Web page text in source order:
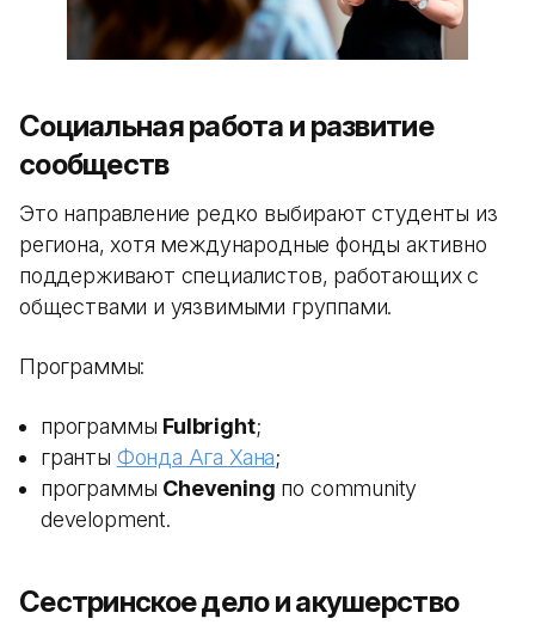
Социальная работа и развитие
сообществ
Это направление редко выбирают студенты из
региона, хотя международные фонды активно
поддерживают специалистов, работающих с
обществами и уязвимыми группами.
Программы:
программы Fulbright;
гранты Фонда Ага Хана;
программы Chevening по community
development.
Сестринское дело и акушерство